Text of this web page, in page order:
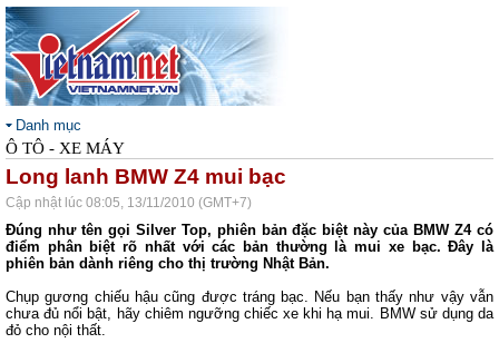
Danh mục
Ô TÔ - XE MÁY
Long lanh BMW Z4 mui bạc
Cập nhật lúc 08:05, 13/11/2010 (GMT+7)
Đúng như tên gọi Silver Top, phiên bản đặc biệt này của BMW Z4 có
điểm phân biệt rõ nhất với các bản thường là mui xe bạc. Đây là
phiên bản dành riêng cho thị trường Nhật Bản.
Chụp gương chiếu hậu cũng được tráng bạc. Nếu bạn thấy như vậy vẫn
chưa đủ nổi bật, hãy chiêm ngưỡng chiếc xe khi hạ mui. BMW sử dụng da
đỏ cho nội thất.